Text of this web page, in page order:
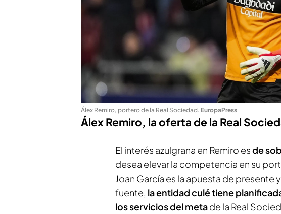
Álex Remiro, portero de la Real Sociedad. EuropaPress
Álex Remiro, la oferta de la Real
El interés azulgrana en Remiro esde
desea elevar la competencia en su
Joan García es la apuesta de presente
fuente, la entidad culé tiene
los servicios del metade la Real